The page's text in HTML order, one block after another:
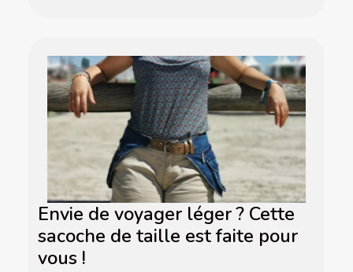
Envie de voyager léger ? Cette
sacoche de taille est faite pour
vous !